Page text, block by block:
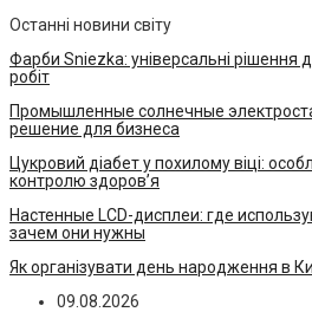
Останні новини світу
Фарби Sniezka: універсальні рішення
робіт
Промышленные солнечные
решение для бизнеса
Цукровий діабет у похилому віці:
контролю здоров’я
Настенные LCD-дисплеи: где
зачем они нужны
Як організувати день народження в
09.08.2026